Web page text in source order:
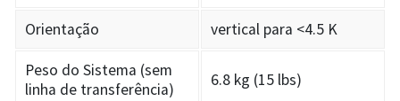
Orientação vertical para <4.5 K
Peso do Sistema (sem
linha de transferência)
6.8 kg (15 lbs)